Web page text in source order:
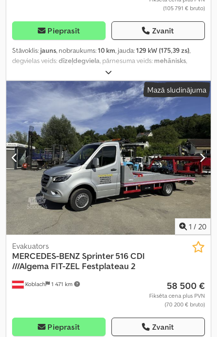
(105 791 € bruto)
Pieprasīt Zvanīt
Stāvoklis: jauns, nobraukums:10 km, jauda:129 kW (175,39 zs),
degvielas veids:dīzeļdegviela, pārnesuma veids: mehānisks,
, krautuves garums:
vietas platums:2 180 mm, emisijas klase:Euro 6, krāsa:dzeltens,
sēdvietu skaits:3, Aprīkojums:ABS, centrālā atslēga, elektroniskā
stabilitātes programma (ESP), gaisa kondicionēšana, kvēpu
filtrs, navigācijas sistēma
Mazā sludinājuma
1 / 20
Koblach 1 471 km
Evakuators
MERCEDES-BENZ Sprinter 516 CDI
///Algema FIT-ZEL Festplateau 2
58 500 €
Fiksēta cena plus PVN
(70 200 € bruto)
Pieprasīt Zvanīt